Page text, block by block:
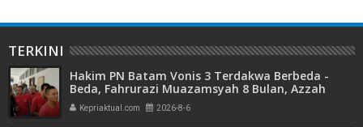
TERKINI
Hakim PN Batam Vonis 3 Terdakwa Berbeda -
Beda, Fahrurazi Muazamsyah 8 Bulan, Azzah
Azzurah dan Risma Divonis 2 Tahun 6 Bulan
Kepriaktual.com 2026-8-6